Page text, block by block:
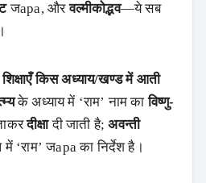
जapa, औरवल्मीकोद्भव—ये सब
शिक्षाएँ किस अध्याय/खण्ड में आती
के अध्याय में ‘राम’ नाम काविष्णु-
दीक्षादी जाती है;अवन्ती
‘राम’ जapa का निर्देश है।